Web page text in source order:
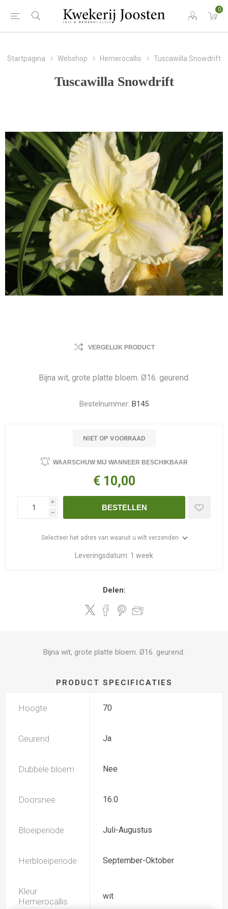
0
Startpagina Webshop Hemerocallis Tuscawilla Snowdrift
Tuscawilla Snowdrift
VERGELIJK PRODUCT
Bijna wit, grote platte bloem. Ø16. geurend.
Bestelnummer: B145
NIET OP VOORRAAD
WAARSCHUW MIJ WANNEER BESCHIKBAAR
€ 10,00
i
h
BESTELLEN
Selecteer het adres van waaruit u wilt verzenden
Leveringsdatum: 1 week
Delen:
Bijna wit, grote platte bloem. Ø16. geurend.
PRODUCT SPECIFICATIES
Hoogte 70
Geurend Ja
Dubbele bloem Nee
Doorsnee 16.0
Bloeiperiode Juli-Augustus
Herbloeiperiode September-Oktober
Kleur
Hemerocallis
wit